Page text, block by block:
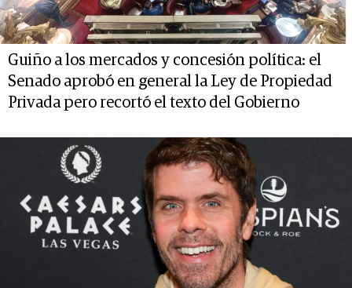
Guiño a los mercados y concesión política: el
Senado aprobó en general la Ley de Propiedad
Privada pero recortó el texto del Gobierno